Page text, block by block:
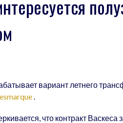
вариант летнего
.
что контракт